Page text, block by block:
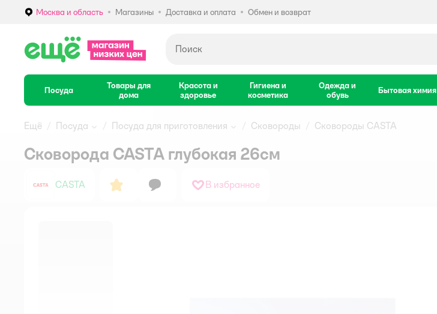
Выбор адреса доставки.
Москва и область Магазины Доставка и оплата Обмен и возврат
Посуда
Товары для
дома
Красота и
здоровье
Гигиена и
косметика
Одежда и
обувь
Бытовая химия
Ещё Посуда Посуда для приготовления Сковороды Сковороды CASTA
Сковорода CASTA глубокая 26см
CASTA В избранное